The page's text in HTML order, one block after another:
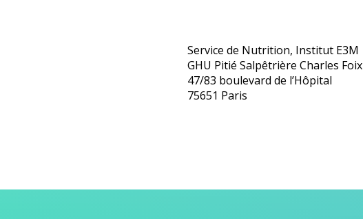
Service de Nutrition, Institut E3M
GHU Pitié Salpêtrière Charles Foix
47/83 boulevard de l’Hôpital
75651 Paris